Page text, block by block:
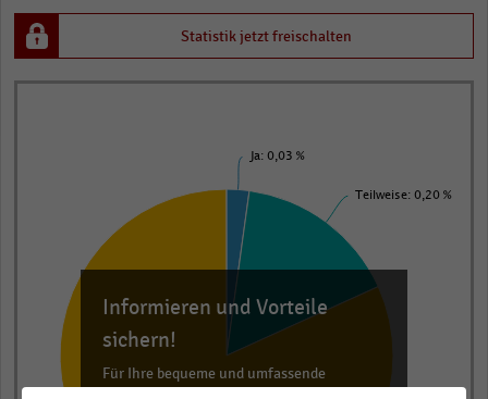
Statistik jetzt freischalten
Ja: 0,03 %
Teilweise: 0,20 %
Informieren und Vorteile
sichern!
Für Ihre bequeme und umfassende